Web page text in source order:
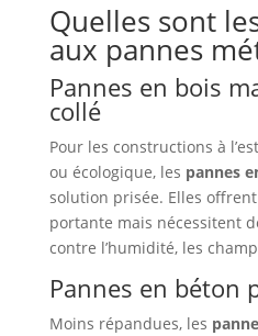
Quelles sont
aux pannes
Pannes en bois
collé
Pour les constructions à
ou écologique, les pannes
solution prisée. Elles
portante mais nécessitent
contre l’humidité, les
Pannes en béton
Moins répandues, les